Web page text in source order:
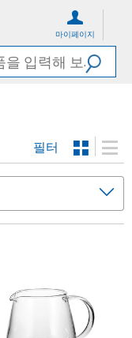
마이페이지
필터